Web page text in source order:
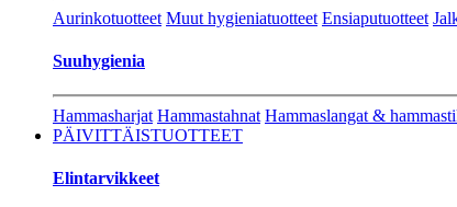
Aurinkotuotteet Muut hygieniatuotteet Ensiaputuotteet
Suuhygienia
Hammasharjat Hammastahnat Hammaslangat &
PÄIVITTÄISTUOTTEET
Elintarvikkeet